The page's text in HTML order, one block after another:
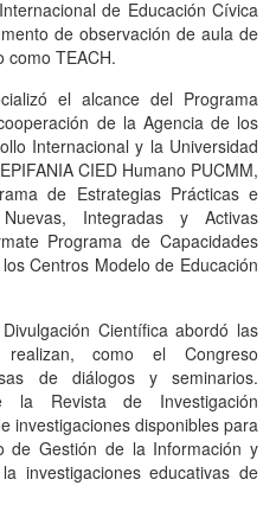
de Educación Cívica
de observación de aula de
como TEACH.
el alcance del Programa
de la Agencia de los
Internacional y la Universidad
CIED Humano PUCMM,
de Estrategias Prácticas e
Integradas y Activas
Programa de Capacidades
Centros Modelo de Educación
Científica abordó las
como el Congreso
de diálogos y seminarios.
la Revista de Investigación
investigaciones disponibles para
de Gestión de la Información y
investigaciones educativas de